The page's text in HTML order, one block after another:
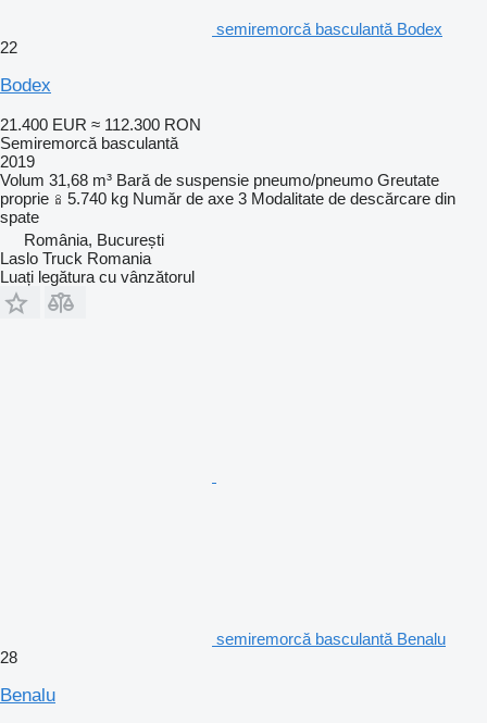
semiremorcă basculantă Bodex
22
Bodex
21.400 EUR ≈ 112.300 RON
Semiremorcă basculantă
2019
Volum 31,68 m³ Bară de suspensie pneumo/pneumo Greutate
proprie
5.740 kg Număr de axe 3 Modalitate de descărcare din
spate
România, București
Laslo Truck Romania
Luați legătura cu vânzătorul
semiremorcă basculantă Benalu
28
Benalu